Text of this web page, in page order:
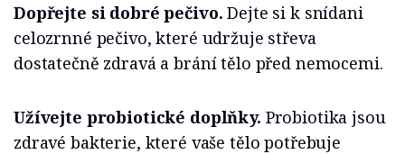
Dopřejte si dobré pečivo.Dejte si k snídani
celozrnné pečivo, které udržuje střeva
dostatečně zdravá a brání tělo před nemocemi.
Užívejte probiotické doplňky. Probiotika jsou
zdravé bakterie, které vaše tělo potřebuje